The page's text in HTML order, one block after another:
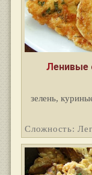
зелень,
Сложность: